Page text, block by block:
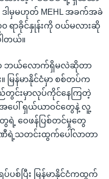
ဒါမှမဟုတ် MEHL အခက်အခဲ
၀ ရာခိုင်နှုန်းကို ဝယ်မလားဆို
တယ်။
က ဘယ်လောက်ရှိမလဲဆိုတာ
မြန်မာနိုင်ငံမှာ စစ်တပ်က
ည်တွင်းမှာလုပ်ကိုင်နေကြတဲ့
အပေါ် ရှယ်ယာဝင်တွေနဲ့ လူ့
ဝေဖန်ပြစ်တင်မှုတွေ
ပဏီရဲ့သတင်းထွက်ပေါ်လာတာ
ပစ်ပြီး မြန်မာနိုင်ငံကထွက်